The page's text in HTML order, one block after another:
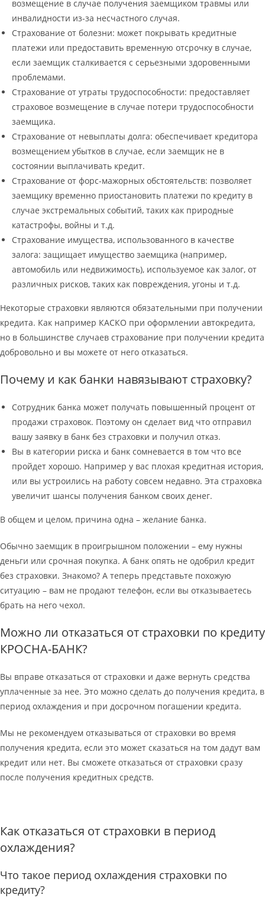
возмещение в случае получения заемщиком травмы или
инвалидности из-за несчастного случая.
Страхование от болезни: может покрывать кредитные
платежи или предоставить временную отсрочку в случае,
если заемщик сталкивается с серьезными здоровенными
проблемами.
Страхование от утраты трудоспособности: предоставляет
страховое возмещение в случае потери трудоспособности
заемщика.
Страхование от невыплаты долга: обеспечивает кредитора
возмещением убытков в случае, если заемщик не в
состоянии выплачивать кредит.
Страхование от форс-мажорных обстоятельств: позволяет
заемщику временно приостановить платежи по кредиту в
случае экстремальных событий, таких как природные
катастрофы, войны и т.д.
Страхование имущества, использованного в качестве
залога: защищает имущество заемщика (например,
автомобиль или недвижимость), используемое как залог, от
различных рисков, таких как повреждения, угоны и т.д.
Некоторые страховки являются обязательными при получении
кредита. Как например КАСКО при оформлении автокредита,
но в большинстве случаев страхование при получении кредита
добровольно и вы можете от него отказаться.
Почему и как банки навязывают страховку?
Сотрудник банка может получать повышенный процент от
продажи страховок. Поэтому он сделает вид что отправил
вашу заявку в банк без страховки и получил отказ.
Вы в категории риска и банк сомневается в том что все
пройдет хорошо. Например у вас плохая кредитная история,
или вы устроились на работу совсем недавно. Эта страховка
увеличит шансы получения банком своих денег.
В общем и целом, причина одна – желание банка.
Обычно заемщик в проигрышном положении – ему нужны
деньги или срочная покупка. А банк опять не одобрил кредит
без страховки. Знакомо? А теперь представьте похожую
ситуацию – вам не продают телефон, если вы отказываетесь
брать на него чехол.
Можно ли отказаться от страховки по кредиту
КРОСНА-БАНК?
Вы вправе отказаться от страховки и даже вернуть средства
уплаченные за нее. Это можно сделать до получения кредита, в
период охлаждения и при досрочном погашении кредита.
Мы не рекомендуем отказываться от страховки во время
получения кредита, если это может сказаться на том дадут вам
кредит или нет. Вы сможете отказаться от страховки сразу
после получения кредитных средств.
Как отказаться от страховки в период
охлаждения?
Что такое период охлаждения страховки по
кредиту?